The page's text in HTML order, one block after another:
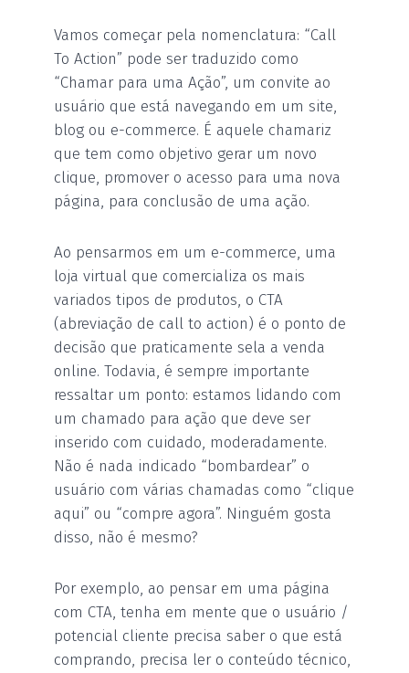
Vamos começar pela nomenclatura: “Call
To Action” pode ser traduzido como
“Chamar para uma Ação”, um convite ao
usuário que está navegando em um site,
blog ou e-commerce. É aquele chamariz
que tem como objetivo gerar um novo
clique, promover o acesso para uma nova
página, para conclusão de uma ação.
Ao pensarmos em um e-commerce, uma
loja virtual que comercializa os mais
variados tipos de produtos, o CTA
(abreviação de call to action) é o ponto de
decisão que praticamente sela a venda
online. Todavia, é sempre importante
ressaltar um ponto: estamos lidando com
um chamado para ação que deve ser
inserido com cuidado, moderadamente.
Não é nada indicado “bombardear” o
usuário com várias chamadas como “clique
aqui” ou “compre agora”. Ninguém gosta
disso, não é mesmo?
Por exemplo, ao pensar em uma página
com CTA, tenha em mente que o usuário /
potencial cliente precisa saber o que está
comprando, precisa ler o conteúdo técnico,